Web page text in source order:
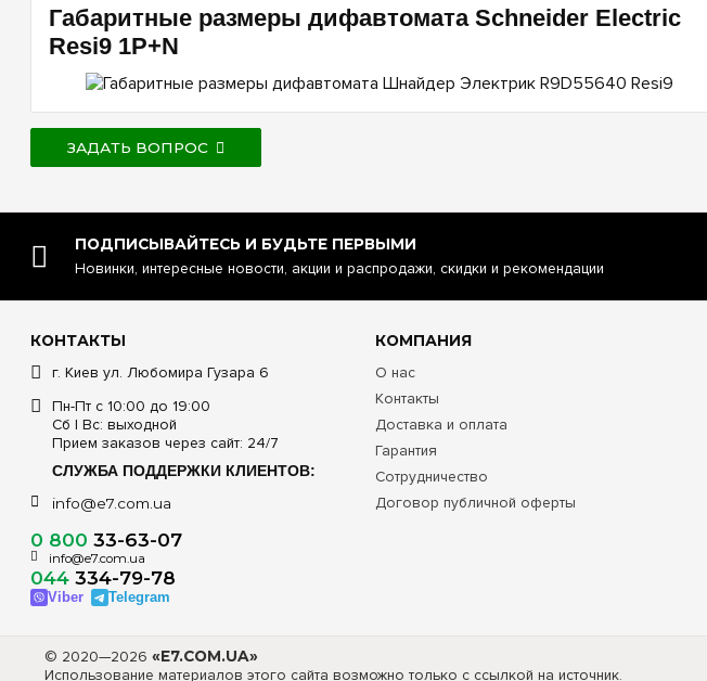
Габаритные размеры дифавтомата Schneider Electric
Resi9 1P+N
ЗАДАТЬ ВОПРОС
ПОДПИСЫВАЙТЕСЬ И БУДЬТЕ ПЕРВЫМИ
Новинки, интересные новости, акции и распродажи, скидки и рекомендации
КОНТАКТЫ
г. Киев ул. Любомира Гузара 6
Пн-Пт с 10:00 до 19:00
Сб | Вс: выходной
Прием заказов через сайт: 24/7
СЛУЖБА ПОДДЕРЖКИ КЛИЕНТОВ:
info@e7.com.ua
0 800 33-63-07
info@e7.com.ua
044334-79-78
Viber Telegram
КОМПАНИЯ
О нас
Контакты
Доставка и оплата
Гарантия
Сотрудничество
Договор публичной оферты
© 2020—2026«E7.COM.UA»
Использование материалов этого сайта возможно только с ссылкой на источник.